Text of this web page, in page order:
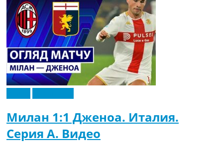
Милан 1:1 Дженоа. Италия.
Серия A. Видео